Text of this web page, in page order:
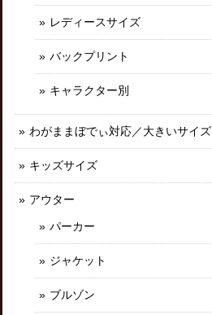
レディースサイズ
バックプリント
キャラクター別
わがままぼでぃ対応／大きいサイズ
キッズサイズ
アウター
パーカー
ジャケット
ブルゾン